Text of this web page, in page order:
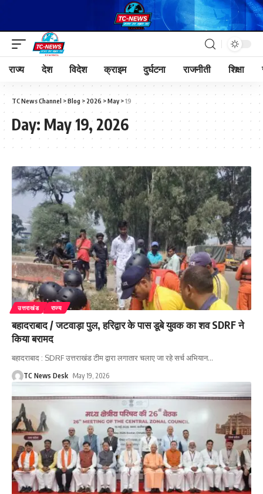
राज्य देश विदेश क्राइम दुर्घटना राजनीती शिक्षा
TC News Channel >Blog > 2026 >May>19
Day: May 19, 2026
उत्तराखंड राज्य
बहादराबाद / जटवाड़ा पुल, हरिद्वार के पास डूबे युवक का शव SDRF ने
किया बरामद
बहादराबाद : SDRF उत्तराखंड टीम द्वारा लगातार चलाए जा रहे सर्च अभियान…
TC News Desk May 19, 2026